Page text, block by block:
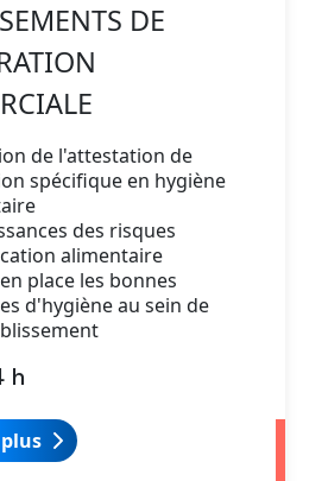
DE
de l'attestation de
spécifique en hygiène
des risques
alimentaire
place les bonnes
d'hygiène au sein de
h